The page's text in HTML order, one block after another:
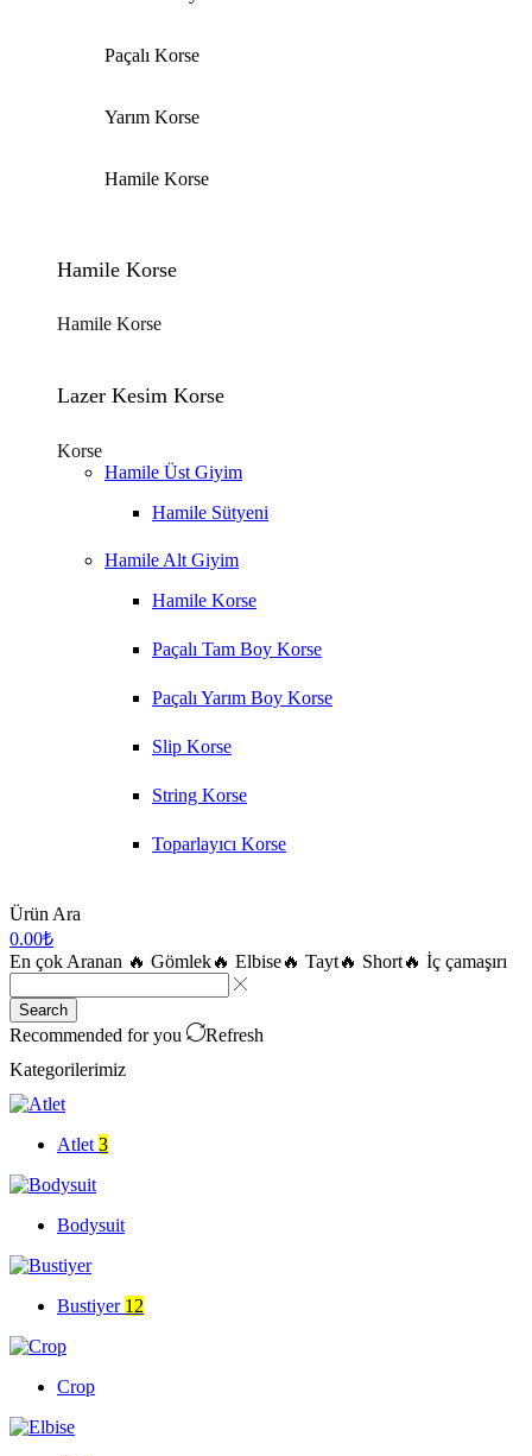
Paçalı Korse
Yarım Korse
Hamile Korse
Hamile Korse
Hamile Korse
Lazer Kesim Korse
Korse
Hamile Üst Giyim
Hamile Sütyeni
Hamile Alt Giyim
Hamile Korse
Paçalı Tam Boy Korse
Paçalı Yarım Boy Korse
Slip Korse
String Korse
Toparlayıcı Korse
Ürün Ara
0.00₺
En çok Aranan 🔥 Gömlek🔥 Elbise🔥 Tayt🔥 Short🔥 İç çamaşırı
Search
Recommended for you
Refresh
Kategorilerimiz
Atlet 3
Bodysuit
Bustiyer 12
Crop